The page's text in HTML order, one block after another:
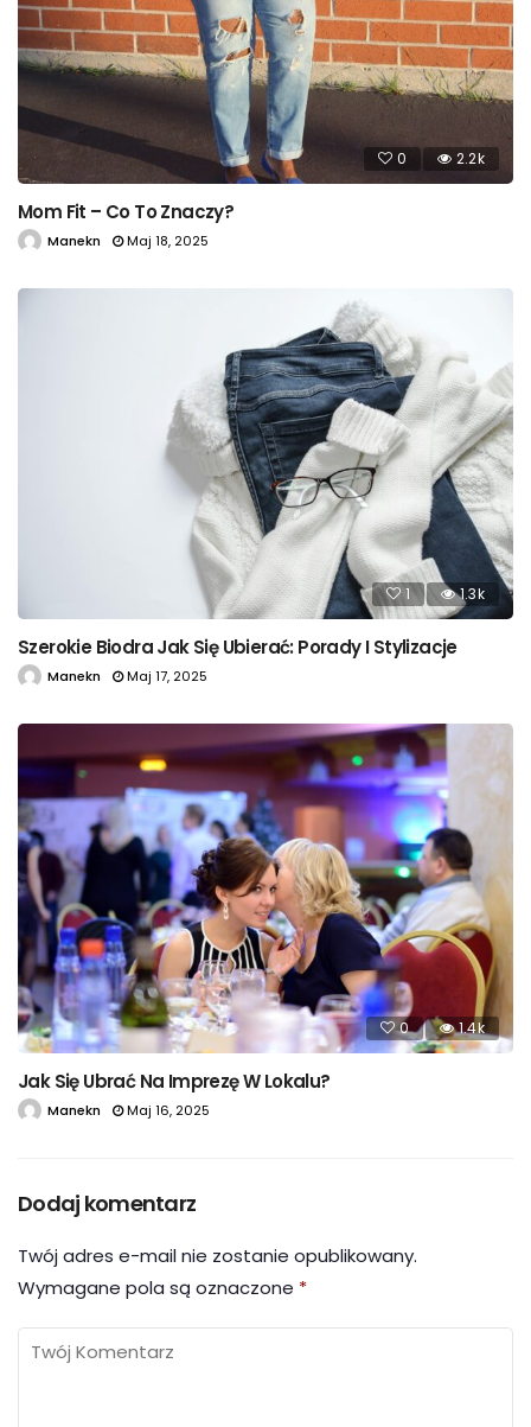
0 2.2k
Mom Fit – Co To Znaczy?
Manekn Maj 18, 2025
1 1.3k
Szerokie Biodra Jak Się Ubierać: Porady I Stylizacje
Manekn Maj 17, 2025
0 1.4k
Jak Się Ubrać Na Imprezę W Lokalu?
Manekn Maj 16, 2025
Dodaj komentarz
Twój adres e-mail nie zostanie opublikowany.
Wymagane pola są oznaczone *